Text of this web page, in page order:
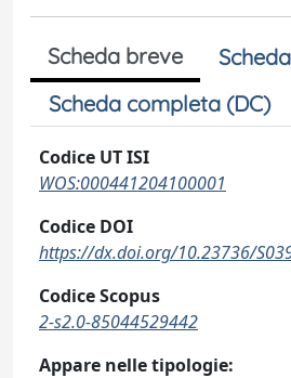
Scheda breve
Scheda completa (DC)
Codice UT ISI
WOS:000441204100001
Codice DOI
https://dx.doi.org/10.23736/
Codice Scopus
2-s2.0-85044529442
Appare nelle tipologie: